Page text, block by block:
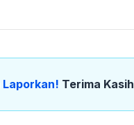
Laporkan! Terima Kasih